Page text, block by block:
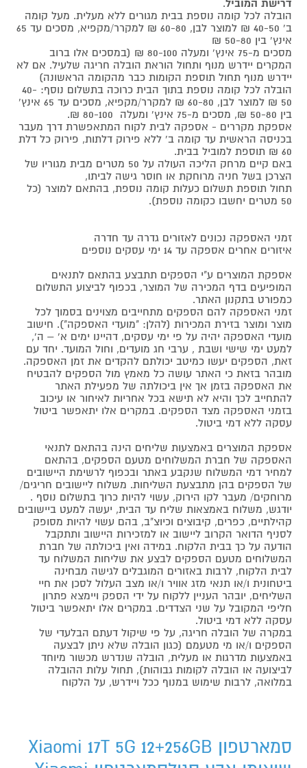
דרישת המוביל.
הובלה לכל קומה נוספת בבית מגורים ללא מעלית. מעל קומה
ב' 40-50 ₪ למוצר לבן, 60-80 ₪ למקרר/מקפיא, מסכים עד 65
אינץ' בין 50-80 ₪
מסכים מ-75 אינץ' ומעלה 80-100 ₪ (במסכים אלו ברוב
המקרים יידרש מנוף ותחול הוראת הובלה חריגה שלעיל. אם לא
יידרש מנוף תחול תוספת הקומות כבר מהקומה הראשונה)
הובלה לכל קומה נוספת בתוך הבית כרוכה בתשלום נוסף: 40-
50 ₪ למוצר לבן, 60-80 ₪ למקרר/מקפיא, מסכים עד 65 אינץ'
בין 50-80 ₪, מסכים מ-75 אינץ' ומעלה 80-100 ₪.
אספקת מקררים - אספקה לבית לקוח המתאפשרת דרך מעבר
בכניסה הראשית עד קומה ב' ללא פירוק דלתות, פירוק כל דלת
60 ₪ תוספת למוביל בבית.
באם קיים מרחק הליכה העולה על 50 מטרים מבית מגוריו של
הצרכן בשל חניה מרוחקת או חוסר גישה לביתו,
תחול תוספת תשלום כעלות קומה נוספת, בהתאם למוצר (כל
50 מטרים יחשבו כקומה נוספת).
זמני האספקה נכונים לאזורים גדרה עד חדרה
איזורים אחרים אספקה עד 14 ימי עסקים נוספים
אספקת המוצרים ע"י הספקים תתבצע בהתאם לתנאים
המופיעים בדף המכירה של המוצר, בכפוף לביצוע התשלום
כמפורט בתקנון האתר.
זמני האספקה להם הספקים מתחייבים מצוינים בסמוך לכל
מוצר ומוצר בזירת המכירות (להלן: "מועדי האספקה"). חישוב
מועדי האספקה יהיה על פי ימי עסקים, דהיינו ימים א' – ה',
למעט ימי שישי ושבת , ערבי חג מועדים, וחול המועד. יחד עם
זאת, הספקים יעשו כמיטב יכולתם להקדים את זמן האספקה.
מובהר בזאת כי האתר עושה כל מאמץ מול הספקים להבטיח
את האספקה בזמן אך אין ביכולתה של מפעילת האתר
להתחייב לכך והיא לא תישא בכל אחריות לאיחור או עיכוב
בזמני האספקה מצד הספקים. במקרים אלו יתאפשר ביטול
עסקה ללא דמי ביטול.
אספקת המוצרים באמצעות שליחים הינה בהתאם לתנאי
האספקה של חברת המשלוחים מטעם הספקים, בהתאם
למחיר דמי המשלוח שנקבע באתר ובכפוף לרשימת היישובים
של הספקים בהן מתבצעת השליחות. משלוח ליישובים חריגים/
מרוחקים/ מעבר לקו הירוק, עשוי להיות כרוך בתשלום נוסף .
יודגש, משלוח באמצאות שליח עד הבית, יעשה למעט ביישובים
קהילתיים, כפרים, קיבוצים וכיוצ"ב, בהם עשוי להיות מסופק
לסניף הדואר הקרוב ליישוב או למזכירות היישוב ותתקבל
הודעה על כך בבית הלקוח. במידה ואין ביכולתה של חברת
המשלוחים מטעם הספקים לבצע את שליחות המשלוח עד
לבית הלקוח, לרבות באזורים המוגבלים לגישה מבחינה
ביטחונית ו/או תנאי מזג אוויר ו/או מצב העלול לסכן את חיי
השליחים, יובהר העניין ללקוח על ידי הספק ויימצא פתרון
חליפי המקובל על שני הצדדים. במקרים אלו יתאפשר ביטול
עסקה ללא דמי ביטול.
במקרה של הובלה חריגה, על פי שיקול דעתם הבלעדי של
הספקים ו/או מי מטעמם (כגון הובלה שלא ניתן לבצעה
באמצעות מדרגות או מעלית, הובלה שנדרש מכשור מיוחד
לביצועה או הובלה לקומות גבוהות), תחול עלות ההובלה
במלואה, לרבות שימוש במנוף ככל ויידרש, על הלקוח
סמארטפון Xiaomi 17T 5G 12+256GB